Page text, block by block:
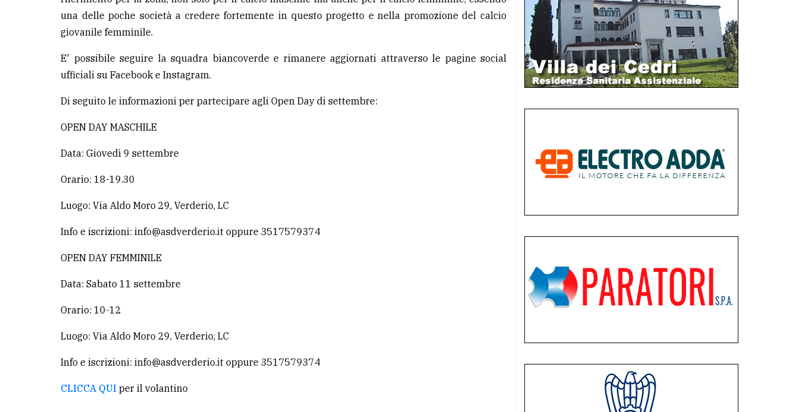
una delle poche società a credere fortemente in questo progetto e nella promozione del calcio
giovanile femminile.
E' possibile seguire la squadra biancoverde e rimanere aggiornati attraverso le pagine social
ufficiali su Facebook e Instagram.
Di seguito le informazioni per partecipare agli Open Day di settembre:
OPEN DAY MASCHILE
Data: Giovedì 9 settembre
Orario: 18-19.30
Luogo: Via Aldo Moro 29, Verderio, LC
Info e iscrizioni: info@asdverderio.it oppure 3517579374
OPEN DAY FEMMINILE
Data: Sabato 11 settembre
Orario: 10-12
Luogo: Via Aldo Moro 29, Verderio, LC
Info e iscrizioni: info@asdverderio.it oppure 3517579374
CLICCA QUI per il volantino